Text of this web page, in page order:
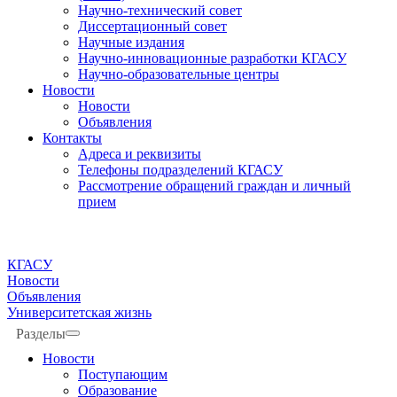
Научно-технический совет
Диссертационный совет
Научные издания
Научно-инновационные разработки КГАСУ
Научно-образовательные центры
Новости
Новости
Объявления
Контакты
Адреса и реквизиты
Телефоны подразделений КГАСУ
Рассмотрение обращений граждан и личный
прием
КГАСУ
Новости
Объявления
Университетская жизнь
Разделы
Новости
Поступающим
Образование